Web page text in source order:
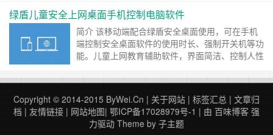
已升级为最新版主题,并将持续优化改造中，支持说说碎语功能，可像添加文章一样直接添加说说，
感谢您百度求点赞啊!百度网址
绿盾儿童安全上网桌面手机控制电脑软件
简介 该移动端配合绿盾安全桌面使用，可在手机
端控制安全桌面软件的使用时长、强制开关机等功
能。儿童上网教育辅助软件，界面简洁、控制人性
帮助小朋友健康成长。 传送门：绿盾安全桌面 功
能效果演示 功能简介 移动端首页强制开关机按
钮，防止小朋友过度使用电脑，引导规律使用 可
控制调整桌面端电脑休息时长，合理分配小朋友使
用……继续阅读 »
Copyright © 2014-2015 ByWei.Cn | 关于网站 | 标签汇总 | 文章归
档 | 友情链接 | 网站地图| 鄂ICP备17028979号-1 | 由 百味博客 强
力驱动 Theme by 子主题